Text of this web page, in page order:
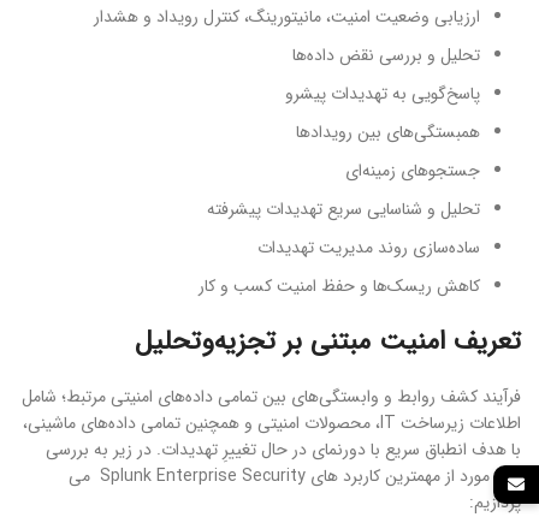
ارزیابی وضعیت امنیت، مانیتورینگ، کنترل رویداد و هشدار
تحلیل و بررسی نقض داده‌ها
پاسخ‌گویی به تهدیدات پیشرو
همبستگی‌های بین رویدادها
جستجوهای زمینه‌ای
تحلیل و شناسایی سریع تهدیدات پیشرفته
ساده‌سازی روند مدیریت تهدیدات
کاهش ریسک‌ها و حفظ امنیت کسب‌ و ‌کار
تعریف امنیت مبتنی بر تجزیه‌وتحلیل
فرآیند کشف روابط و وابستگی‌های بین تمامی داده‌های امنیتی مرتبط؛ شامل
اطلاعات زیرساخت IT، محصولات امنیتی و همچنین تمامی داده‌های ماشینی،
با هدف انطباق سریع با دورنمای در حال تغییرِ تهدیدات. در زیر به بررسی
چند مورد از مهمترین کاربرد های Splunk Enterprise Security می
پردازیم: